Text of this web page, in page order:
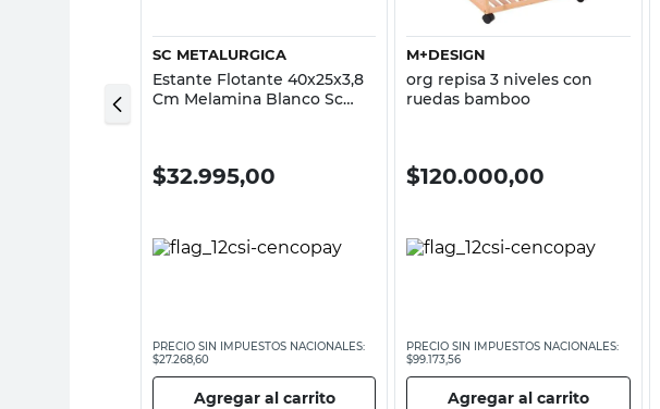
SC METALURGICA
Estante Flotante 40x25x3,8
Cm Melamina Blanco Sc
$32.995,00
PRECIO SIN IMPUESTOS NACIONALES:
$27.268,60
Agregar al carrito
M+DESIGN
org repisa 3 niveles con
ruedas bamboo
$120.000,00
PRECIO SIN IMPUESTOS NACIONALES:
$99.173,56
Agregar al carrito